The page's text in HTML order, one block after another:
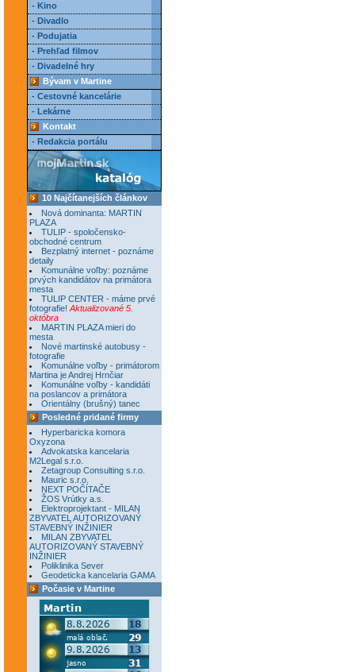
- Kino
- Divadlo
- Podujatia
- Prehľad filmov
- Divadelné hry
Bývam v Martine
- Cestovné kancelárie
- Lekárne
Kontakt
- Redakcia portálu
10 Najčítanejších článkov
Nová dominanta: MARTIN
PLAZA
TULIP - spoločensko-
obchodné centrum
Bezplatný internet - poznáme
detaily
Komunálne voľby: poznáme
prvých kandidátov na primátora
mesta
TULIP CENTER - máme prvé
fotografie! Aktualizované 5.
októbra
MARTIN PLAZA mieri do
mesta
Nové martinské autobusy -
fotografie
Komunálne voľby - primátorom
Martina je Andrej Hrnčiar
Komunálne voľby - kandidáti
na poslancov a primátora
Orientálny (brušný) tanec
Posledné pridané firmy
Hyperbaricka komora
Oxyzona
Advokatska kancelaria
M2Legal s.r.o.
Zetagroup Consulting s.r.o.
Mauric s.r.o.
NEXT POČÍTAČE
ŽOS Vrútky a.s.
Elektroprojektant - MILAN
ZBYVATEL AUTORIZOVANÝ
STAVEBNÝ INŽINIER
MILAN ZBYVATEL
AUTORIZOVANÝ STAVEBNÝ
INŽINIER
Poliklinika Sever
Geodeticka kancelaria GAMA
Počasie v Martine